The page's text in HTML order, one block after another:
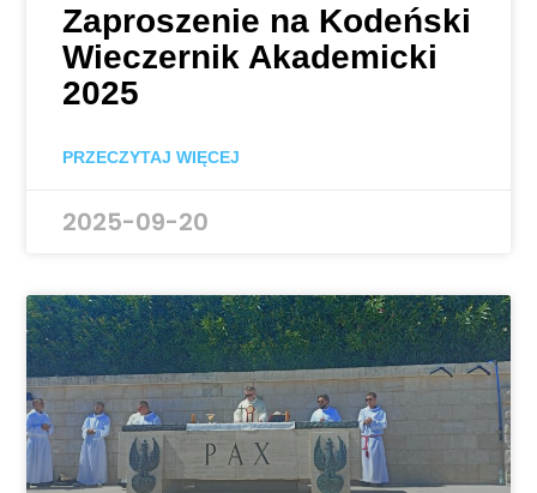
Zaproszenie na Kodeński
Wieczernik Akademicki
2025
PRZECZYTAJ WIĘCEJ
2025-09-20